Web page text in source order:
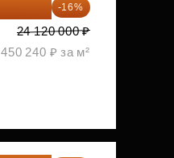
-16%
24 120 000 ₽
450 240 ₽ за м²